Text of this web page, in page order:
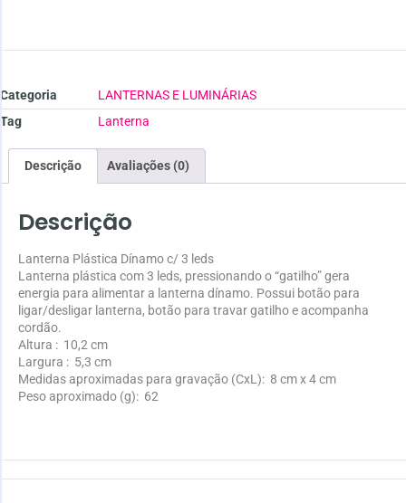
Categoria
LANTERNAS E LUMINÁRIAS
Tag
Lanterna
Descrição Avaliações (0)
Descrição
Lanterna Plástica Dínamo c/ 3 leds
Lanterna plástica com 3 leds, pressionando o “gatilho” gera
energia para alimentar a lanterna dínamo. Possui botão para
ligar/desligar lanterna, botão para travar gatilho e acompanha
cordão.
Altura : 10,2 cm
Largura : 5,3 cm
Medidas aproximadas para gravação (CxL): 8 cm x 4 cm
Peso aproximado (g): 62